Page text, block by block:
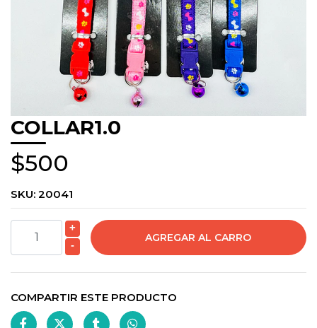
COLLAR1.0
$500
SKU: 20041
+
-
COMPARTIR ESTE PRODUCTO